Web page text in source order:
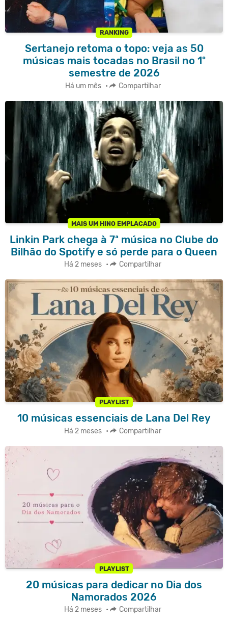
RANKING
Sertanejo retoma o topo: veja as 50
músicas mais tocadas no Brasil no 1º
semestre de 2026
Há um mês • Compartilhar
MAIS UM HINO EMPLACADO
Linkin Park chega à 7ª música no Clube do
Bilhão do Spotify e só perde para o Queen
Há 2 meses • Compartilhar
PLAYLIST
10 músicas essenciais de Lana Del Rey
Há 2 meses • Compartilhar
PLAYLIST
20 músicas para dedicar no Dia dos
Namorados 2026
Há 2 meses • Compartilhar